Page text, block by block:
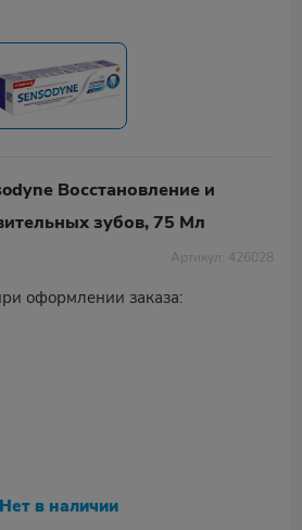
Восстановление и
зубов, 75 Мл
Артикул: 426028
оформлении заказа:
Нет в наличии